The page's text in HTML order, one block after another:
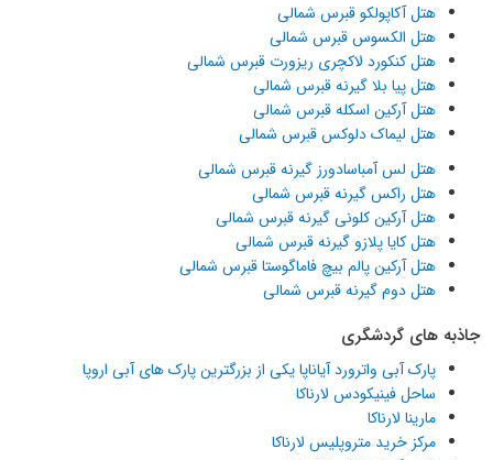
هتل آکاپولکو قبرس شمالی
هتل الکسوس قبرس شمالی
هتل کنکورد لاکچری ریزورت قبرس شمالی
هتل پیا بلا گیرنه قبرس شمالی
هتل آرکین اسکله قبرس شمالی
هتل لیماک دلوکس قبرس شمالی
هتل لس آمباسادورز گیرنه قبرس شمالی
هتل راکس گیرنه قبرس شمالی
هتل آرکین کلونی گیرنه قبرس شمالی
هتل کایا پلازو گیرنه قبرس شمالی
هتل آرکین پالم بیچ فاماگوستا قبرس شمالی
هتل دوم گیرنه قبرس شمالی
جاذبه های گردشگری
پارک آبی واترورد آیاناپا یکی از بزرگترین پارک های آبی اروپا
ساحل فینیکودس لارناکا
مارینا لارناکا
مرکز خرید متروپلیس لارناکا